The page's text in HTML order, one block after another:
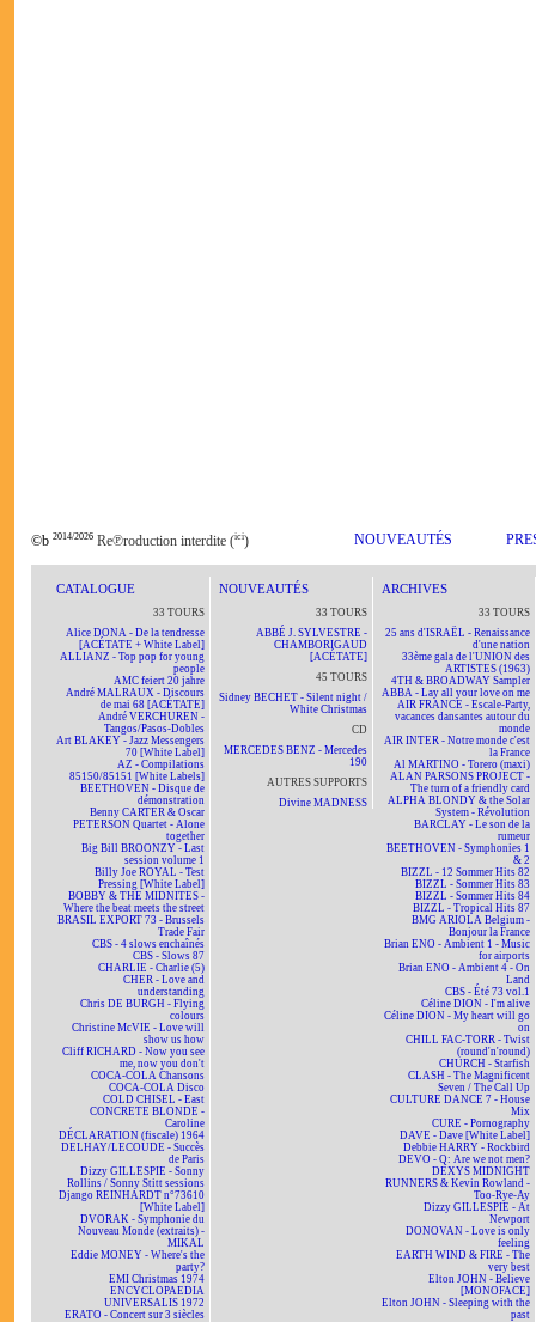
©b 2014/2026 Re℗roduction interdite (ici) NOUVEAUTÉS
CATALOGUE
33 TOURS
Alice DONA - De la tendresse
[ACÉTATE + White Label]
ALLIANZ - Top pop for young
people
AMC feiert 20 jahre
André MALRAUX - Discours
de mai 68 [ACÉTATE]
André VERCHUREN -
Tangos/Pasos-Dobles
Art BLAKEY - Jazz Messengers
70 [White Label]
AZ - Compilations
85150/85151 [White Labels]
BEETHOVEN - Disque de
démonstration
Benny CARTER & Oscar
PETERSON Quartet - Alone
together
Big Bill BROONZY - Last
session volume 1
Billy Joe ROYAL - Test
Pressing [White Label]
BOBBY & THE MIDNITES -
Where the beat meets the street
BRASIL EXPORT 73 - Brussels
Trade Fair
CBS - 4 slows enchaînés
CBS - Slows 87
CHARLIE - Charlie (5)
CHER - Love and
understanding
Chris DE BURGH - Flying
colours
Christine McVIE - Love will
show us how
Cliff RICHARD - Now you see
me, now you don't
COCA-COLA Chansons
COCA-COLA Disco
COLD CHISEL - East
CONCRETE BLONDE -
Caroline
DÉCLARATION (fiscale) 1964
DELHAY/LECOUDE - Succès
de Paris
Dizzy GILLESPIE - Sonny
Rollins / Sonny Stitt sessions
Django REINHARDT n°73610
[White Label]
DVORAK - Symphonie du
Nouveau Monde (extraits) -
MIKAL
Eddie MONEY - Where's the
party?
EMI Christmas 1974
ENCYCLOPAEDIA
UNIVERSALIS 1972
ERATO - Concert sur 3 siècles
NOUVEAUTÉS
33 TOURS
ABBÉ J. SYLVESTRE -
CHAMBORIGAUD
[ACÉTATE]
45 TOURS
Sidney BECHET - Silent night /
White Christmas
CD
MERCEDES BENZ - Mercedes
190
AUTRES SUPPORTS
Divine MADNESS
ARCHIVES
33 TOURS
25 ans d'ISRAËL - Renaissance
d'une nation
33ème gala de l'UNION des
ARTISTES (1963)
4TH & BROADWAY Sampler
ABBA - Lay all your love on me
AIR FRANCE - Escale-Party,
vacances dansantes autour du
monde
AIR INTER - Notre monde c'est
la France
Al MARTINO - Torero (maxi)
ALAN PARSONS PROJECT -
The turn of a friendly card
ALPHA BLONDY & the Solar
System - Révolution
BARCLAY - Le son de la
rumeur
BEETHOVEN - Symphonies 1
& 2
BIZZL - 12 Sommer Hits 82
BIZZL - Sommer Hits 83
BIZZL - Sommer Hits 84
BIZZL - Tropical Hits 87
BMG ARIOLA Belgium -
Bonjour la France
Brian ENO - Ambient 1 - Music
for airports
Brian ENO - Ambient 4 - On
Land
CBS - Été 73 vol.1
Céline DION - I'm alive
Céline DION - My heart will go
on
CHILL FAC-TORR - Twist
(round'n'round)
CHURCH - Starfish
CLASH - The Magnificent
Seven / The Call Up
CULTURE DANCE 7 - House
Mix
CURE - Pornography
DAVE - Dave [White Label]
Debbie HARRY - Rockbird
DEVO - Q: Are we not men?
DEXYS MIDNIGHT
RUNNERS & Kevin Rowland -
Too-Rye-Ay
Dizzy GILLESPIE - At
Newport
DONOVAN - Love is only
feeling
EARTH WIND & FIRE - The
very best
Elton JOHN - Believe
[MONOFACE]
Elton JOHN - Sleeping with the
past